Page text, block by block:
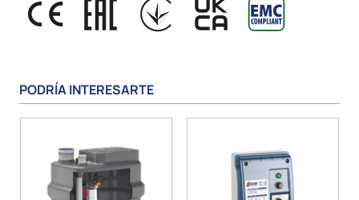
PODRÍA INTERESARTE